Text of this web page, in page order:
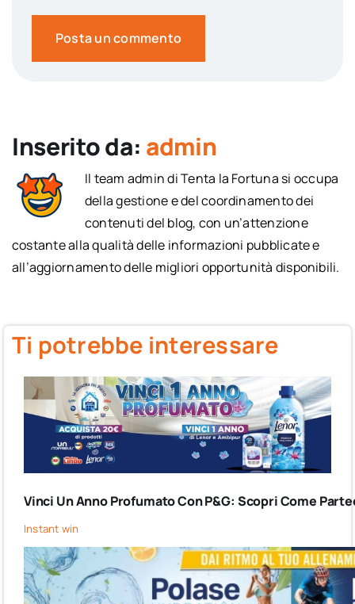
Inserito da: admin
Il team admin di Tenta la Fortuna si occupa
della gestione e del coordinamento dei
contenuti del blog, con un’attenzione
costante alla qualità delle informazioni pubblicate e
all’aggiornamento delle migliori opportunità disponibili.
Ti potrebbe interessare
Vinci Un Anno Profumato Con P&G: Scopri Come
Instant win